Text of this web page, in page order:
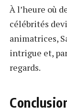
À l’heure où
célébrités
animatrices,
intrigue et,
regards.